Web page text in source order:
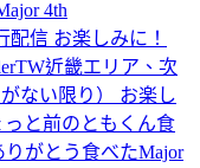
4th
配信 お楽しみに！
近畿エリア、次
ない限り） お楽し
と前のともくん食
りがとう 食べたMajor